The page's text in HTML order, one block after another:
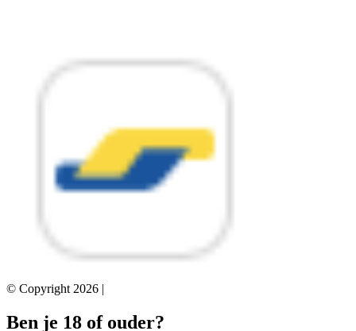
© Copyright 2026 |
Ben je 18 of ouder?